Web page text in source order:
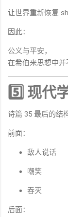
让世界重新恢复
因此：
公义与平安，
在希伯来思想中并
5️⃣ 现代
诗篇 35 最后的结
前面：
敌人说话
嘲笑
吞灭
后面：